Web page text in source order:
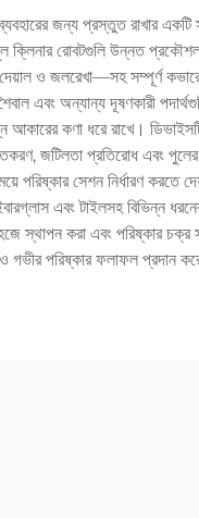
জন্য প্রস্তুত রাখার
ক্লিনার রোবটগুলি উন্নত
ও জলরেখা—সহ সম্পূর্ণ
এবং অন্যান্য দূষণকারী
কণা ধরে রাখে। ডিভাইসটি
জটিলতা প্রতিরোধ এবং
পরিষ্কার সেশন নির্ধারণ
এবং টাইলসহ বিভিন্ন
স্থাপন করা এবং পরিষ্কার চক্র
গভীর পরিষ্কার ফলাফল প্রদান